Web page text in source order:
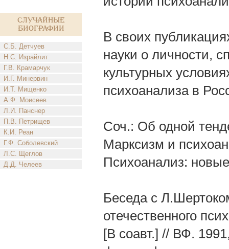
Случайные
биографии
С.Б. Детчуев
Н.С. Израйлит
Г.В. Крамарчук
И.Г. Минервин
И.Т. Мищенко
А.Ф. Моисеев
Л.И. Панснер
П.В. Петрищев
К.И. Реан
Г.Ф. Соболевский
Л.С. Щеглов
Д.Д. Челеев
В своих
науки о личности,
культурных
психоанализа в
Соч.: Об одной
Марксизм и
Психоанализ:
Беседа с
отечественного
[В соавт.] // ВФ.